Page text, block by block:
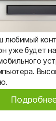
любимый
уже будет